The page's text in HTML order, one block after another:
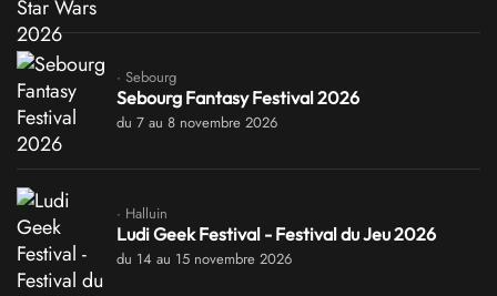
· Sebourg
Sebourg Fantasy Festival 2026
du 7 au 8 novembre 2026
· Halluin
Ludi Geek Festival - Festival du Jeu 2026
du 14 au 15 novembre 2026